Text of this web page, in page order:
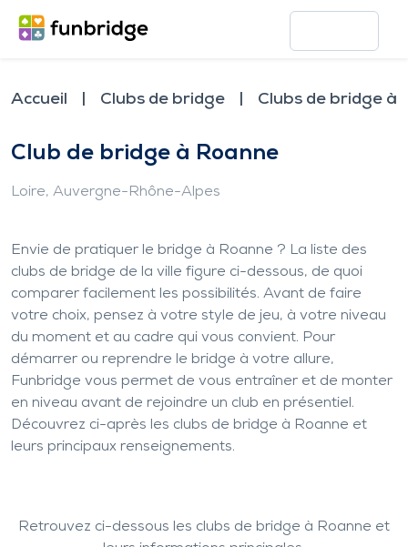
Accueil Clubs de bridge Clubs de bridge à
Club de bridge à Roanne
Loire, Auvergne-Rhône-Alpes
Envie de pratiquer le bridge à Roanne ? La liste des
clubs de bridge de la ville figure ci-dessous, de quoi
comparer facilement les possibilités. Avant de faire
votre choix, pensez à votre style de jeu, à votre niveau
du moment et au cadre qui vous convient. Pour
démarrer ou reprendre le bridge à votre allure,
Funbridge vous permet de vous entraîner et de monter
en niveau avant de rejoindre un club en présentiel.
Découvrez ci-après les clubs de bridge à Roanne et
leurs principaux renseignements.
Retrouvez ci-dessous les clubs de bridge à Roanne et